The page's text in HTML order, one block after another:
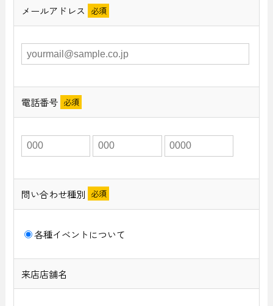
メールアドレス
電話番号
問い合わせ種別
各種イベントについて
来店店舗名